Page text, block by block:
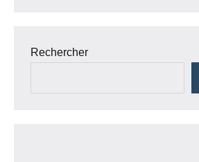
Rechercher